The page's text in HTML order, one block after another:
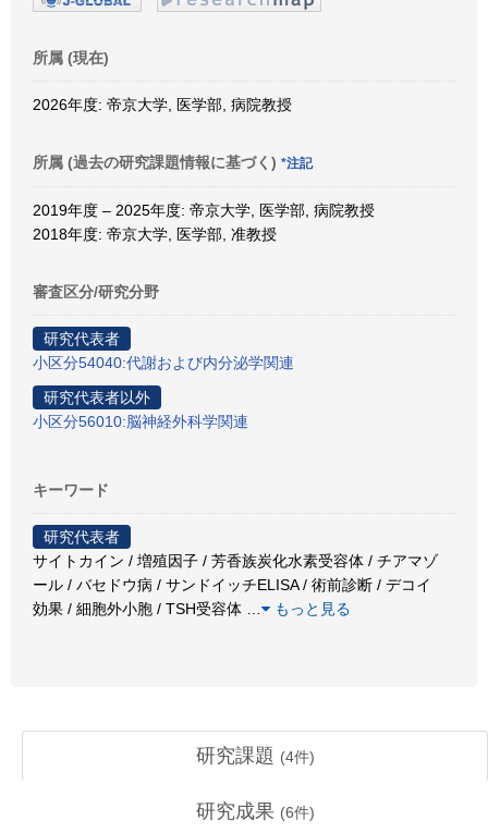
所属 (現在)
2026年度: 帝京大学, 医学部, 病院教授
所属 (過去の研究課題情報に基づく) *注記
2019年度 – 2025年度: 帝京大学, 医学部, 病院教授
2018年度: 帝京大学, 医学部, 准教授
審査区分/研究分野
研究代表者
小区分54040:代謝および内分泌学関連
研究代表者以外
小区分56010:脳神経外科学関連
キーワード
研究代表者
サイトカイン / 増殖因子 / 芳香族炭化水素受容体 / チアマゾ
ール / バセドウ病 / サンドイッチELISA / 術前診断 / デコイ
効果 / 細胞外小胞 / TSH受容体
もっと見る
研究課題 (4件)
研究成果 (6件)